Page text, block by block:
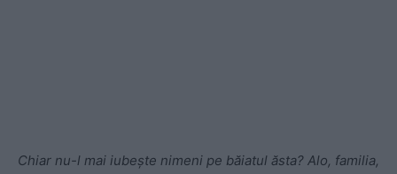
Chiar nu-l mai iubește nimeni pe băiatul ăsta? Alo, familia,